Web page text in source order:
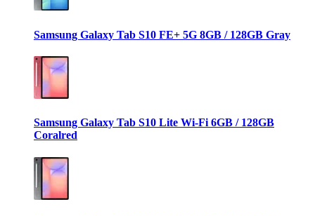
Samsung Galaxy Tab S10 FE+ 5G 8GB / 128GB Gray
Samsung Galaxy Tab S10 Lite Wi-Fi 6GB / 128GB
Coralred